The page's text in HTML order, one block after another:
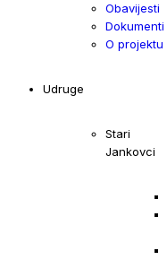
Obavijesti
Dokumenti
O projektu
Udruge
Stari
Jankovci